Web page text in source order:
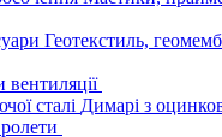
Геотекстиль,
вентиляції
сталі Димарі з